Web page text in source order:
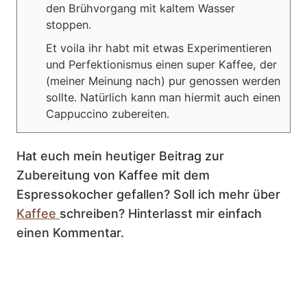
den Brühvorgang mit kaltem Wasser
stoppen.
Et voila ihr habt mit etwas Experimentieren
und Perfektionismus einen super Kaffee, der
(meiner Meinung nach) pur genossen werden
sollte. Natürlich kann man hiermit auch einen
Cappuccino zubereiten.
Hat euch mein heutiger Beitrag zur
Zubereitung von Kaffee mit dem
Espressokocher gefallen? Soll ich mehr über
Kaffee schreiben? Hinterlasst mir einfach
einen Kommentar.